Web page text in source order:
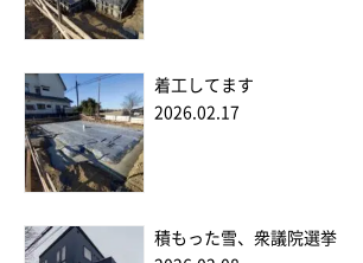
着工してます
2026.02.17
積もった雪、衆議院選挙